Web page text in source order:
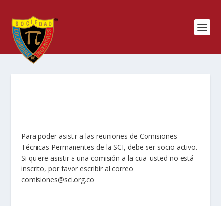
Para poder asistir a las reuniones de Comisiones
Técnicas Permanentes de la SCI, debe ser socio activo.
Si quiere asistir a una comisión a la cual usted no está
inscrito, por favor escribir al correo
comisiones@sci.org.co